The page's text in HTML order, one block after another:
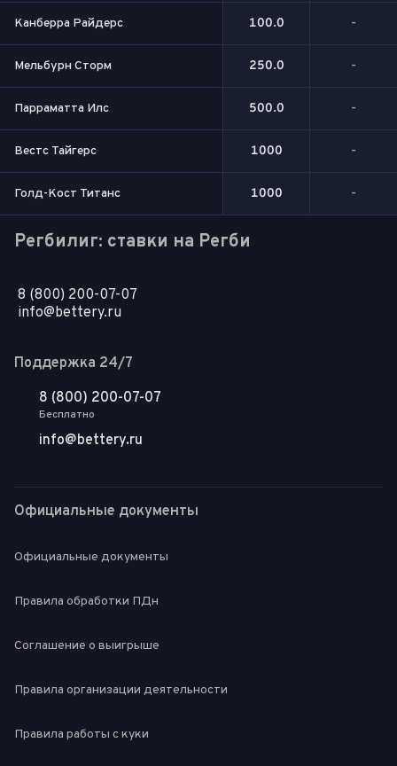
Канберра Райдерс 100.0 -
Мельбурн Сторм 250.0 -
Парраматта Илс 500.0 -
Вестс Тайгерс 1000 -
Голд-Кост Титанс 1000 -
Регбилиг: ставки на Регби
8 (800) 200-07-07
info@bettery.ru
Поддержка 24/7
8 (800) 200-07-07
Бесплатно
info@bettery.ru
Официальные документы
Официальные документы
Правила обработки ПДн
Соглашение о выигрыше
Правила организации деятельности
Правила работы с куки